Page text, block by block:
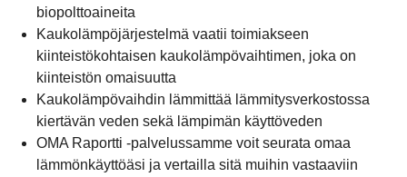
biopolttoaineita
Kaukolämpöjärjestelmä vaatii toimiakseen
kiinteistökohtaisen kaukolämpövaihtimen, joka on
kiinteistön omaisuutta
Kaukolämpövaihdin lämmittää lämmitysverkostossa
kiertävän veden sekä lämpimän käyttöveden
OMA Raportti -palvelussamme voit seurata omaa
lämmönkäyttöäsi ja vertailla sitä muihin vastaaviin